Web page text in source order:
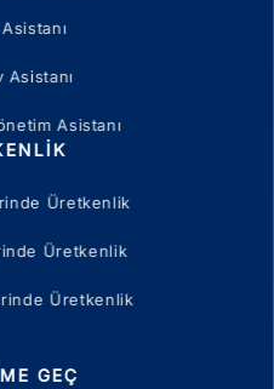
Asistanı
Asistanı
Üretkenlik
Üretkenlik
Üretkenlik
GEÇ